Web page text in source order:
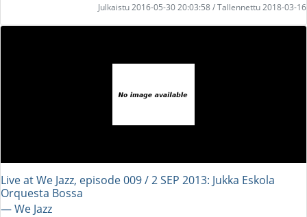
Julkaistu 2016-05-30 20:03:58 / Tallennettu 2018-03-16
Live at We Jazz, episode 009 / 2 SEP 2013: Jukka Eskola
Orquesta Bossa
― We Jazz